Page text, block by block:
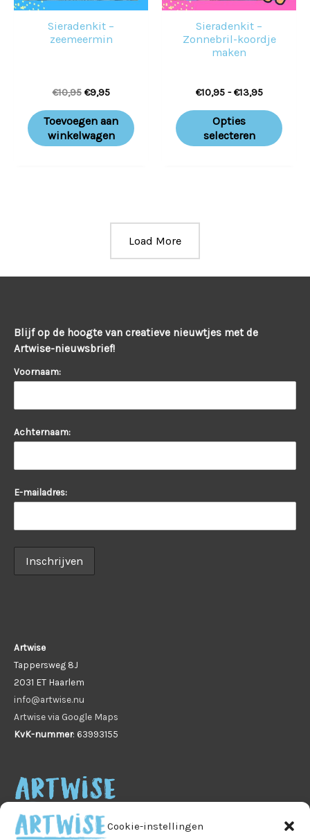
Cookie-instellingen
Sieradenkit –
zeemeermin
€10,95 €9,95
Toevoegen aan
winkelwagen
Sieradenkit –
Zonnebril-koordje
maken
€10,95 - €13,95
Opties
selecteren
optie
Load More
Blijf op de hoogte van creatieve nieuwtjes met de
Artwise-nieuwsbrief!
Voornaam:
Achternaam:
E-mailadres:
Artwise
Tappersweg 8J
2031 ET Haarlem
info@artwise.nu
Artwise via Google Maps
KvK-nummer: 63993155